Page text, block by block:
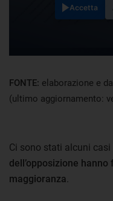
Accetta
FONTE: elaborazione e
(ultimo aggiornamento:
Ci sono stati alcuni
dell’opposizione
maggioranza